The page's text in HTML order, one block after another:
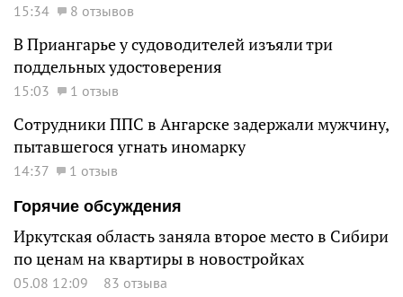
15:34 8 отзывов
В Приангарье у судоводителей изъяли три
поддельных удостоверения
15:03 1 отзыв
Сотрудники ППС в Ангарске задержали мужчину,
пытавшегося угнать иномарку
14:37
1 отзыв
Горячие обсуждения
Иркутская область заняла второе место в Сибири
по ценам на квартиры в новостройках
05.08 12:09 83 отзыва